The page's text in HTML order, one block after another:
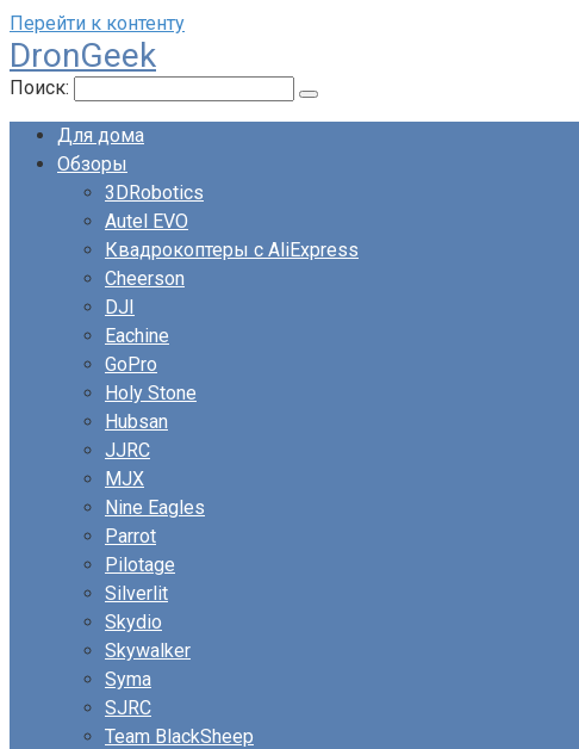
Перейти к контенту
DronGeek
Поиск:
Для дома
Обзоры
3DRobotics
Autel EVO
Квадрокоптеры с AliExpress
Cheerson
DJI
Eachine
GoPro
Holy Stone
Hubsan
JJRC
MJX
Nine Eagles
Parrot
Pilotage
Silverlit
Skydio
Skywalker
Syma
SJRC
Team BlackSheep